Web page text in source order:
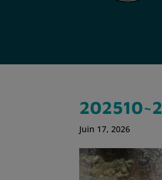
202510~2
Juin 17, 2026